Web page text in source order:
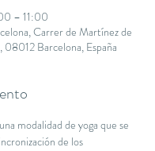
– 11:00
Carrer de Martínez de
08012 Barcelona, España
modalidad de yoga que se
de los